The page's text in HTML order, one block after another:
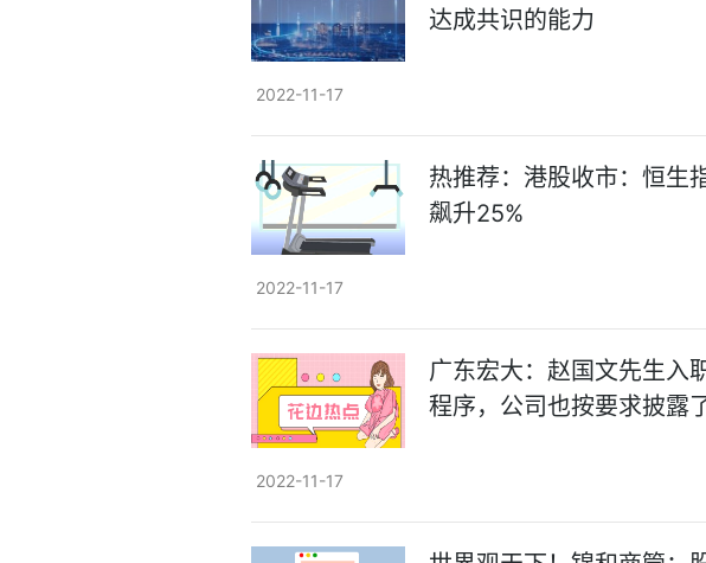
达成共识的能力
2022-11-17
热推荐：港股收市：恒生
飙升25%
2022-11-17
广东宏大：赵国文先生入
程序，公司也按要求披露
2022-11-17